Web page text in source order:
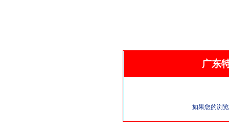
广东
如果您的浏